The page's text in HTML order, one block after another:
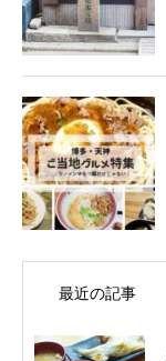
最近の記事